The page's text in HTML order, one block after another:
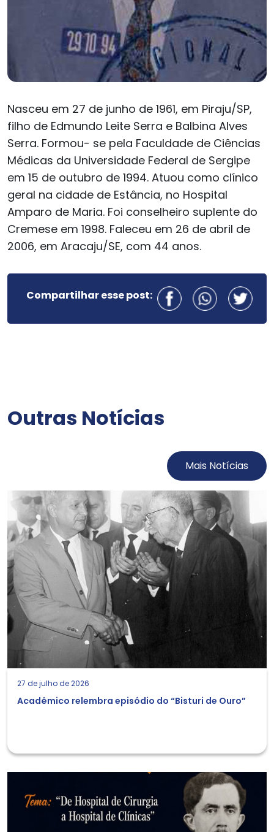
Nasceu em 27 de junho de 1961, em Piraju/SP,
filho de Edmundo Leite Serra e Balbina Alves
Serra. Formou- se pela Faculdade de Ciências
Médicas da Universidade Federal de Sergipe
em 15 de outubro de 1994. Atuou como clínico
geral na cidade de Estância, no Hospital
Amparo de Maria. Foi conselheiro suplente do
Cremese em 1998. Faleceu em 26 de abril de
2006, em Aracaju/SE, com 44 anos.
Compartilhar esse post:
Outras Notícias
Mais Notícias
27 de julho de 2026
Acadêmico relembra episódio do “Bisturi de Ouro”